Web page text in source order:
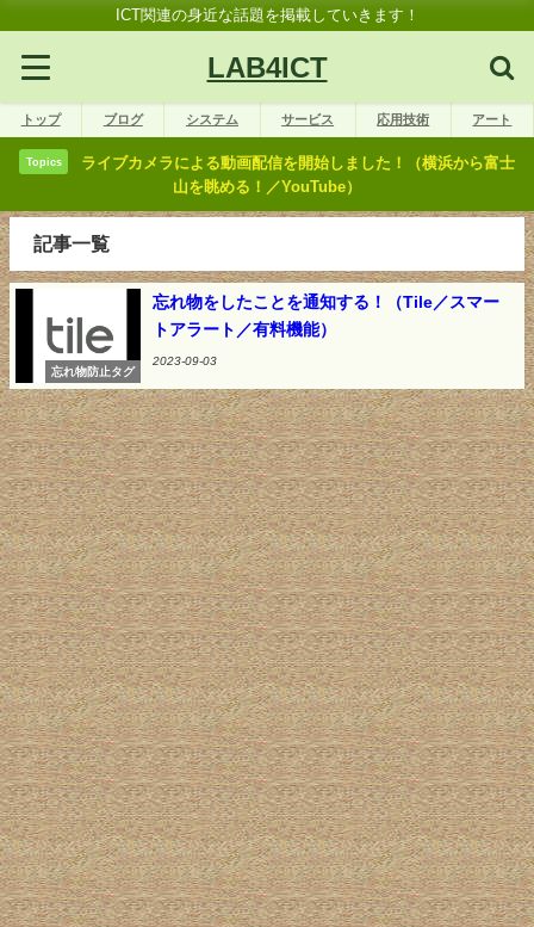
ICT関連の身近な話題を掲載していきます！
LAB4ICT
トップ ブログ システム サービス 応用技術 アート
Topics
ライブカメラによる動画配信を開始しました！（横浜から富士
山を眺める！／YouTube）
記事一覧
忘れ物防止タグ
忘れ物をしたことを通知する！（Tile／スマー
トアラート／有料機能）
2023-09-03